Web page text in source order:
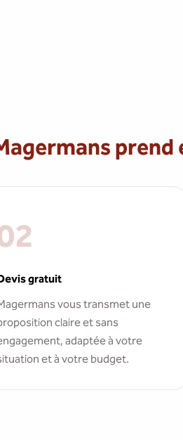
gratuit
vous transmet une
claire et sans
adaptée à votre
et à votre budget.